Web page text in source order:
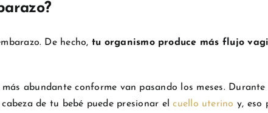
De hecho, tu organismo produce más flujo
abundante conforme van pasando los meses.
de tu bebé puede presionar elcuello uterino y, eso